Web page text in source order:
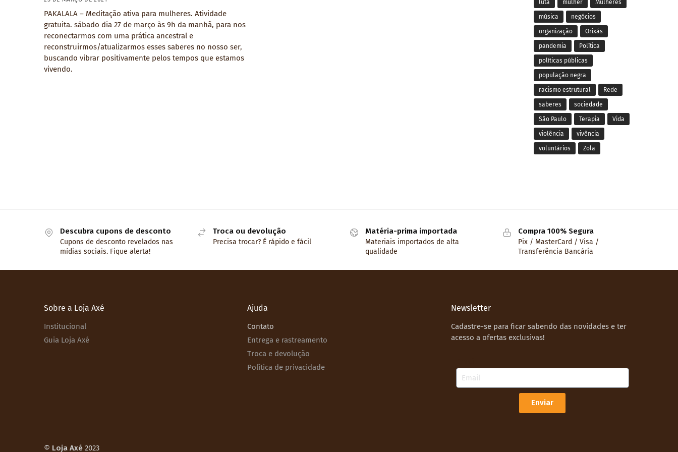
PAKALALA – Meditação ativa para mulheres. Atividade
gratuita. sábado dia 27 de março às 9h da manhã, para nos
reconectarmos com uma prática ancestral e
reconstruirmos/atualizarmos esses saberes no nosso ser,
buscando vibrar positivamente pelos tempos que estamos
vivendo.
luta mulher Mulheres
música negócios
organização Orixás
pandemia Política
políticas públicas
população negra
racismo estrutural Rede
saberes sociedade
São Paulo Terapia Vida
violência vivência
voluntários Zola
Descubra cupons de desconto
Cupons de desconto revelados nas
mídias sociais. Fique alerta!
Troca ou devolução
Precisa trocar? É rápido e fácil
Matéria-prima importada
Materiais importados de alta
qualidade
Compra 100% Segura
Pix / MasterCard / Visa /
Transferência Bancária
Sobre a Loja Axé
Institucional
Guia Loja Axé
Ajuda
Contato
Entrega e rastreamento
Troca e devolução
Política de privacidade
Newsletter
Cadastre-se para ficar sabendo das novidades e ter
acesso a ofertas exclusivas!
Enviar
© Loja Axé 2023